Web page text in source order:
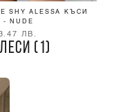
SHY ALESSA КЪСИ
NUDE
ЛВ.
(1)